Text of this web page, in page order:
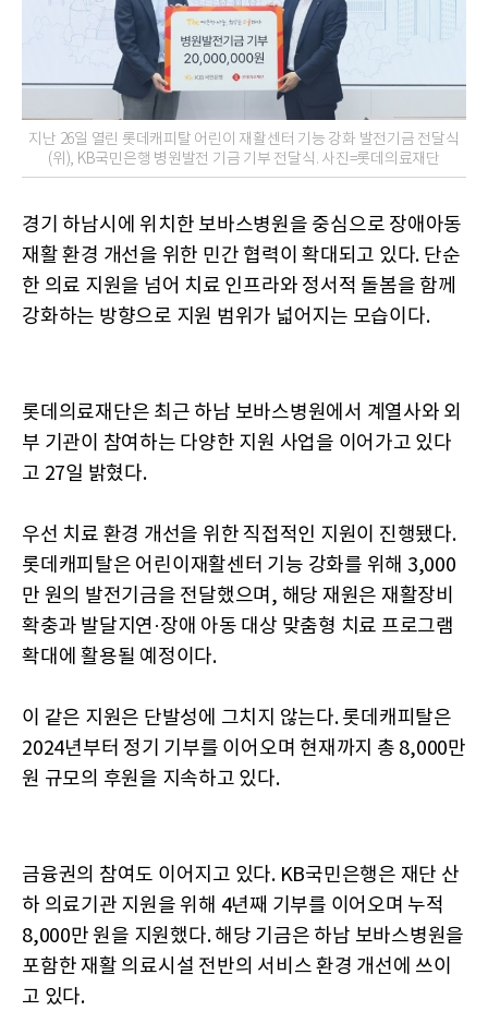
지난 26일 열린 롯데캐피탈 어린이 재활센터 기능 강화 발전기금 전달식
(위), KB국민은행 병원발전 기금 기부 전달식. 사진=롯데의료재단
경기 하남시에 위치한 보바스병원을 중심으로 장애아동
재활 환경 개선을 위한 민간 협력이 확대되고 있다. 단순
한 의료 지원을 넘어 치료 인프라와 정서적 돌봄을 함께
강화하는 방향으로 지원 범위가 넓어지는 모습이다.
롯데의료재단은 최근 하남 보바스병원에서 계열사와 외
부 기관이 참여하는 다양한 지원 사업을 이어가고 있다
고 27일 밝혔다.
우선 치료 환경 개선을 위한 직접적인 지원이 진행됐다.
롯데캐피탈은 어린이재활센터 기능 강화를 위해 3,000
만 원의 발전기금을 전달했으며, 해당 재원은 재활장비
확충과 발달지연·장애 아동 대상 맞춤형 치료 프로그램
확대에 활용될 예정이다.
이 같은 지원은 단발성에 그치지 않는다. 롯데캐피탈은
2024년부터 정기 기부를 이어오며 현재까지 총 8,000만
원 규모의 후원을 지속하고 있다.
금융권의 참여도 이어지고 있다. KB국민은행은 재단 산
하 의료기관 지원을 위해 4년째 기부를 이어오며 누적
8,000만 원을 지원했다. 해당 기금은 하남 보바스병원을
포함한 재활 의료시설 전반의 서비스 환경 개선에 쓰이
고 있다.